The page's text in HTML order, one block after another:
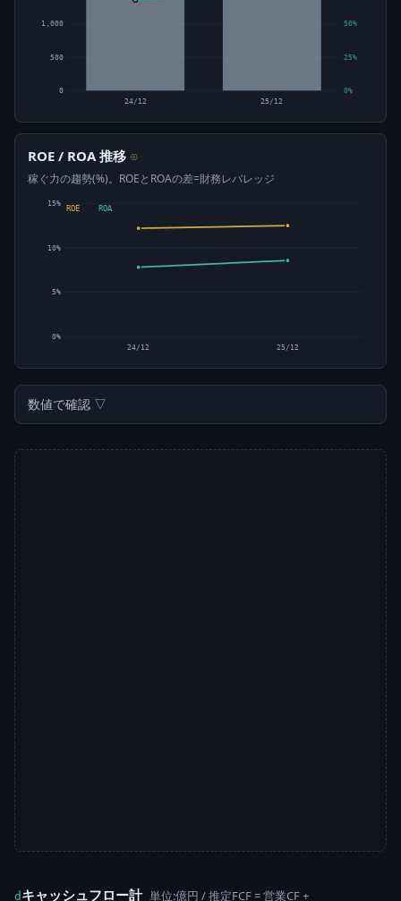
0
500
1,000
0%
25%
50%
24/12 25/12
ROE / ROA 推移 ⊙
稼ぐ力の趨勢(%)。ROEとROAの差=財務レバレッジ
0%
5%
10%
15%
ROE ROA
24/12 25/12
数値で確認 ▽
d キャッシュフロー計 単位:億円 / 推定FCF = 営業CF +